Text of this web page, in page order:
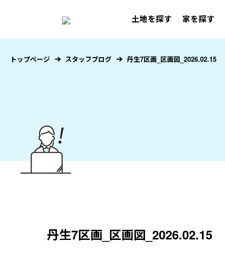
土地を探す 家を探す
トップページ スタッフブログ 丹生7区画_区画図_2026.02.15
丹生7区画_区画図_2026.02.15